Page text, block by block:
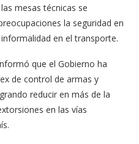
mesas técnicas se
la seguridad en
en el transporte.
que el Gobierno ha
de control de armas y
reducir en más de la
en las vías